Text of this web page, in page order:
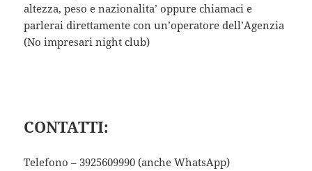
altezza, peso e nazionalita’ oppure chiamaci e
parlerai direttamente con un’operatore dell’Agenzia
(No impresari night club)
CONTATTI:
Telefono – 3925609990 (anche WhatsApp)